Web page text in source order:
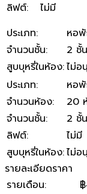
ลิฟต์: ไม่มี
ประเภท: หอ
จำนวนชั้น: 2 ชั้น
สูบบุหรี่ในห้อง:ไม่
ประเภท:
หอ
จำนวนห้อง:
20
จำนวนชั้น:
2 ชั้น
ลิฟต์:
ไม่มี
สูบบุหรี่ในห้อง:ไม่
รายละเอียดราคา
รายเดือน: